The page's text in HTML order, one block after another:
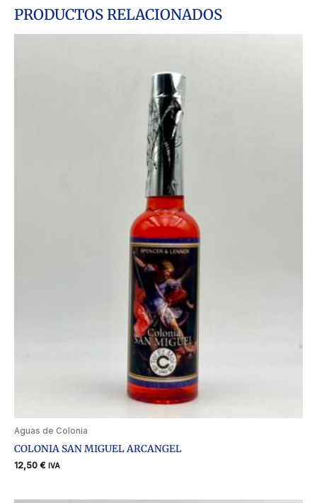
PRODUCTOS RELACIONADOS
Aguas de Colonia
COLONIA SAN MIGUEL ARCANGEL
12,50 € IVA